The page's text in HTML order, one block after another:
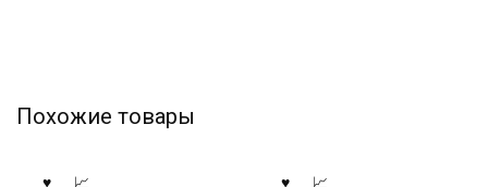
Похожие товары